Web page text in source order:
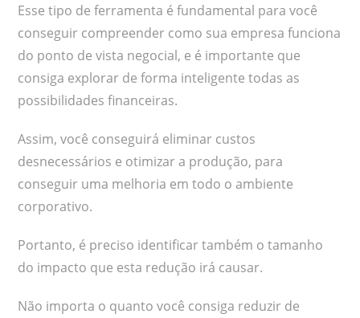
Esse tipo de ferramenta é fundamental para você
conseguir compreender como sua empresa funciona
do ponto de vista negocial, e é importante que
consiga explorar de forma inteligente todas as
possibilidades financeiras.
Assim, você conseguirá eliminar custos
desnecessários e otimizar a produção, para
conseguir uma melhoria em todo o ambiente
corporativo.
Portanto, é preciso identificar também o tamanho
do impacto que esta redução irá causar.
Não importa o quanto você consiga reduzir de